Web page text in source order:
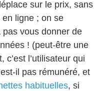
sur le prix, sans
ligne ; on se
vous donner de
! (peut-être une
l’utilisateur qui
il pas rémunéré, et
habituelles, si